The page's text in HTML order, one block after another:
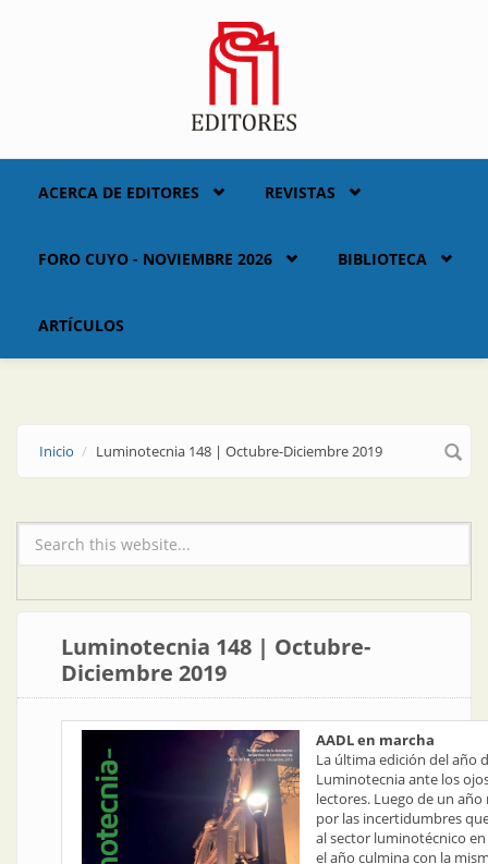
ACERCA DE EDITORES REVISTAS
FORO CUYO - NOVIEMBRE 2026 BIBLIOTECA
ARTÍCULOS
Inicio Luminotecnia 148 | Octubre-Diciembre 2019
Formulario de búsqueda
Luminotecnia 148 | Octubre-
Diciembre 2019
AADL en marcha
La última edición del año
Luminotecnia ante los
lectores. Luego de un año
por las incertidumbres
al sector luminotécnico
el año culmina con la